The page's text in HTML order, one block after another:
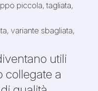
piccola, tagliata,
variante sbagliata,
utili
collegate a